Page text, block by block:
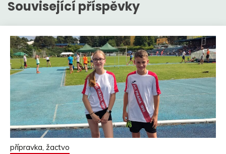
Související příspěvky
přípravka, žactvo